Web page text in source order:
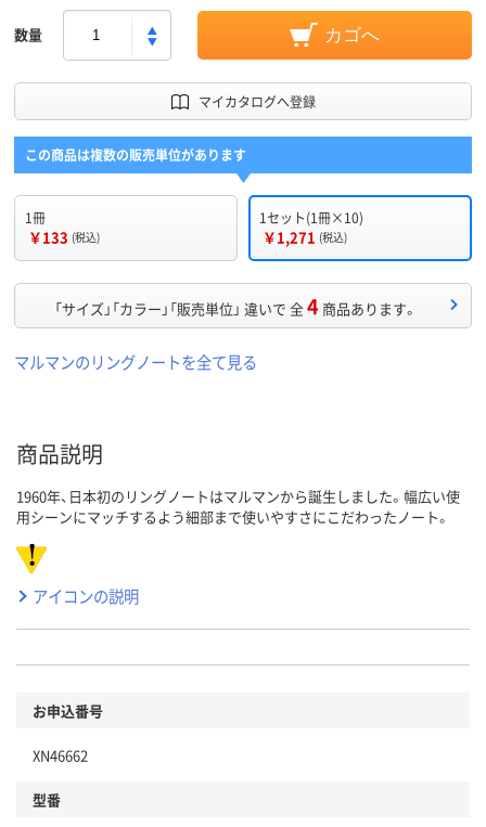
数量 カゴへ
マイカタログへ登録
この商品は複数の販売単位があります
1冊
￥133 (税込)
1セット(1冊×10)
￥1,271 (税込)
「サイズ」「カラー」「販売単位」 違いで 全4 商品あります。
マルマンのリングノートを全て見る
商品説明
1960年、日本初のリングノートはマルマンから誕生しました。幅広い使
用シーンにマッチするよう細部まで使いやすさにこだわったノート。
アイコンの説明
お申込番号
XN46662
型番